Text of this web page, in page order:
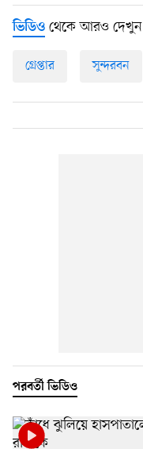
ভিডিও থেকে আরও দেখুন
গ্রেপ্তার সুন্দরবন
পরবর্তী ভিডিও